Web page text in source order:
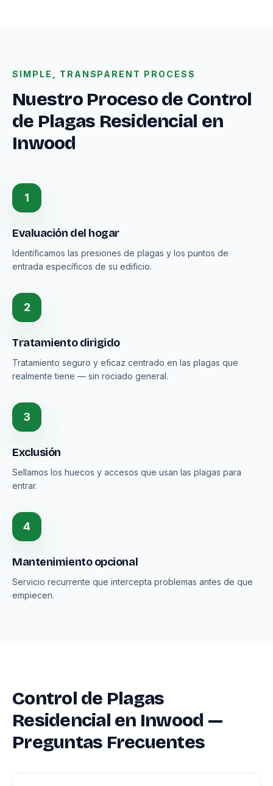
SIMPLE, TRANSPARENT PROCESS
Nuestro Proceso de Control
de Plagas Residencial en
Inwood
1
Evaluación del hogar
Identificamos las presiones de plagas y los puntos de
entrada específicos de su edificio.
2
Tratamiento dirigido
Tratamiento seguro y eficaz centrado en las plagas que
realmente tiene — sin rociado general.
3
Exclusión
Sellamos los huecos y accesos que usan las plagas para
entrar.
4
Mantenimiento opcional
Servicio recurrente que intercepta problemas antes de que
empiecen.
Control de Plagas
Residencial en Inwood —
Preguntas Frecuentes